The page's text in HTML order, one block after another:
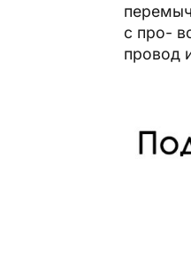
с про-
провод